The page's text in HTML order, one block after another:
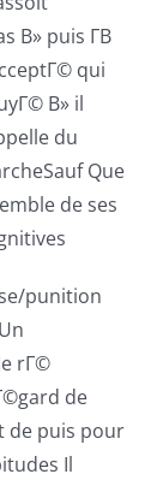
В» puis Г­В
qui
В» il
du
Que
de ses
punition
rГ©
de
de puis pour
Il